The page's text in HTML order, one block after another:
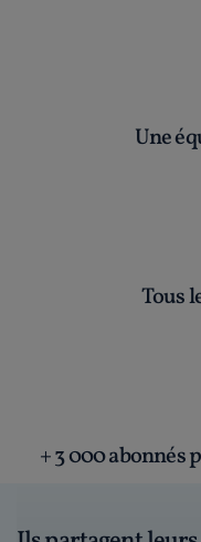
Une
Tous
+ 3 000 abonnés